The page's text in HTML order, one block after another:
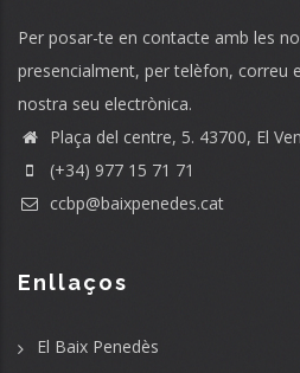
Per posar-te en contacte amb les
presencialment, per telèfon, correu
nostra seu electrònica.
Plaça del centre, 5. 43700, El
(+34) 977 15 71 71
ccbp@baixpenedes.cat
Enllaços
El Baix Penedès